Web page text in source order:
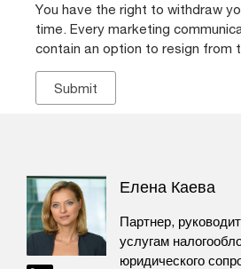
You have the right to withdraw
time. Every marketing
contain an option to resign from
Елена Каева
Партнер,
услугам
юридического